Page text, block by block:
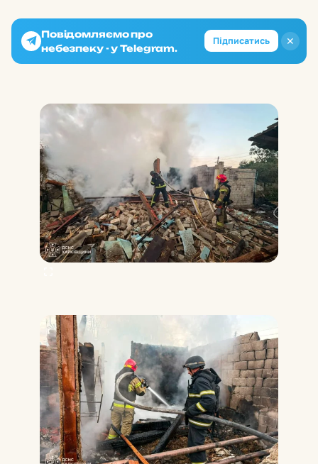
✕
Повідомляємо про
небезпеку - у Telegram.
Підписатись